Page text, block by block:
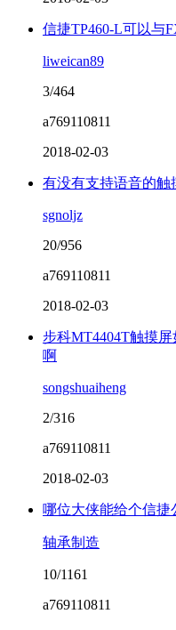
信捷TP460-L可以与
liweican89
3/464
a769110811
2018-02-03
有没有支持语音的触
sgnoljz
20/956
a769110811
2018-02-03
步科MT4404T触摸
啊
songshuaiheng
2/316
a769110811
2018-02-03
哪位大侠能给个信捷
轴承制造
10/1161
a769110811